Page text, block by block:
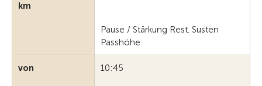
km
Pause / Stärkung Rest. Susten
Passhöhe
von 10:45